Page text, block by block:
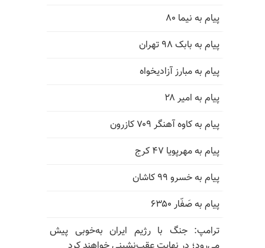
پیام به نیما ۸۰
پیام به بابک ۹۸ تهران
پیام به مبارز آزادیخواه
پیام به امیر ۲۸
پیام به کاوه آهنگر ۷۰۹ کازرون
پیام به مهرپویا ۴۷ کرج
پیام به خسرو ۹۹ کاشان
پیام به صَفّار ۶۳۵۰
ترامپ: جنگ با رژیم ایران به‌خوبی پیش